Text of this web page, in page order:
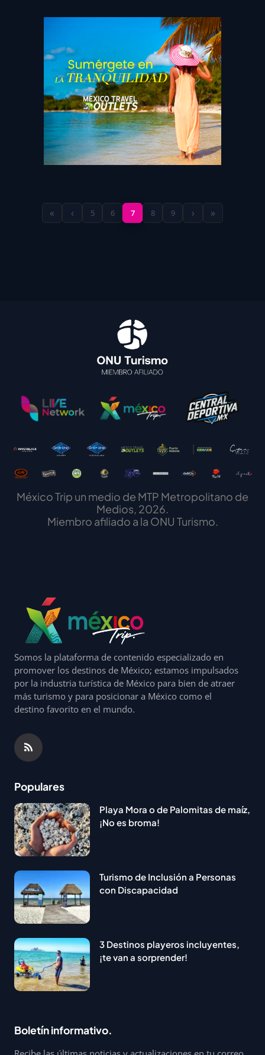
« ‹ 5 6 7 8 9 › »
México Trip un medio de MTP Metropolitano de
Medios, 2026.
Miembro afiliado a la ONU Turismo.
Somos la plataforma de contenido especializado en
promover los destinos de México; estamos impulsados
por la industria turística de México para bien de atraer
más turismo y para posicionar a México como el
destino favorito en el mundo.
Populares
Playa Mora o de Palomitas de maíz,
¡No es broma!
Turismo de Inclusión a Personas
con Discapacidad
3 Destinos playeros incluyentes,
¡te van a sorprender!
Boletín informativo.